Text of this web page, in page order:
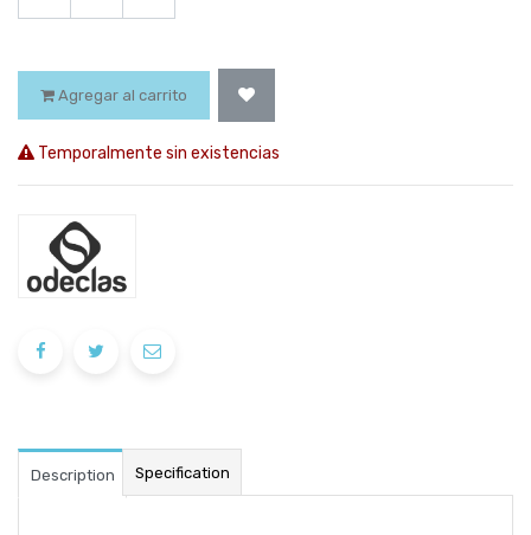
Agregar al carrito
Temporalmente sin existencias
Description Specification